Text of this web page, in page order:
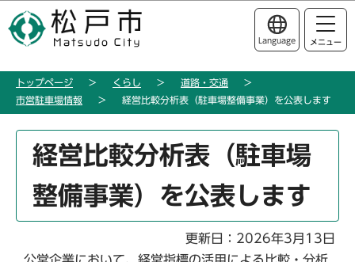
の
ー
このページの本文へ移動
Language メニュー
トップページ くらし
道路・交通
市営駐車場情報
経営比較分析表（駐車場整備事業）を公表します
か
経営比較分析表（駐車場
整備事業）を公表します
更新日：2026年3月13日
公営企業において、経営指標の活用による比較・分析